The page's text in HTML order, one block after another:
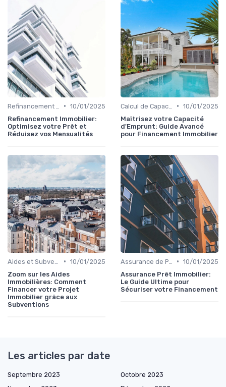
• 10/01/2025
Refinancement Immobilier:
Optimisez votre Prêt et
Réduisez vos Mensualités
• 10/01/2025
Maîtrisez votre Capacité
d'Emprunt: Guide Avancé
pour Financement Immobilier
• 10/01/2025
Zoom sur les Aides
Immobilières: Comment
Financer votre Projet
Immobilier grâce aux
Subventions
• 10/01/2025
Assurance Prêt Immobilier:
Le Guide Ultime pour
Sécuriser votre Financement
Les articles par date
Septembre 2023
Octobre 2023